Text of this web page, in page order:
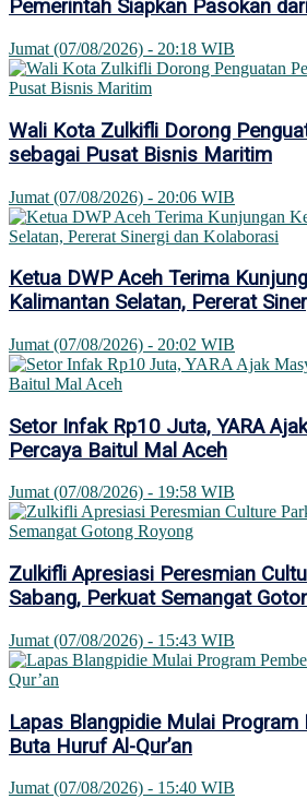
Pemerintah Siapkan Pasokan
Jumat (07/08/2026) - 20:18 WIB
Wali Kota Zulkifli Dorong
sebagai Pusat Bisnis Maritim
Jumat (07/08/2026) - 20:06 WIB
Ketua DWP Aceh Terima
Kalimantan Selatan, Pererat
Jumat (07/08/2026) - 20:02 WIB
Setor Infak Rp10 Juta, YARA
Percaya Baitul Mal Aceh
Jumat (07/08/2026) - 19:58 WIB
Zulkifli Apresiasi Peresmian
Sabang, Perkuat Semangat
Jumat (07/08/2026) - 15:43 WIB
Lapas Blangpidie Mulai
Buta Huruf Al-Qur’an
Jumat (07/08/2026) - 15:40 WIB